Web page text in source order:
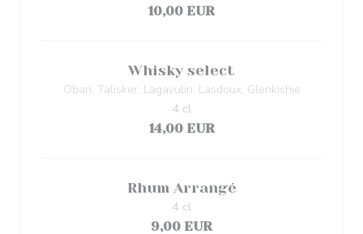
10,00 EUR
Whisky select
Oban, Talisker, Lagavulin, Lasdoux, Glenkishie
14,00 EUR
4 cl
Rhum Arrangé
9,00 EUR
4 cl